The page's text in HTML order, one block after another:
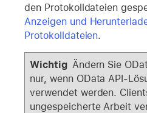
den Protokolldateien
Anzeigen und
Protokolldateien.
Wichtig Ändern Sie
nur, wenn OData API-
verwendet werden.
ungespeicherte Arbeit